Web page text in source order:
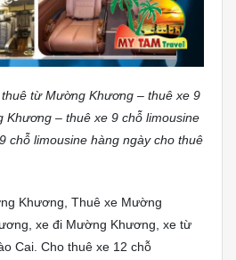
từ Mường Khương – thuê xe 9
Khương – thuê xe 9 chỗ limousine
chỗ limousine hàng ngày cho thuê
Khương, Thuê xe Mường
xe đi Mường Khương, xe từ
Cai. Cho thuê xe 12 chỗ